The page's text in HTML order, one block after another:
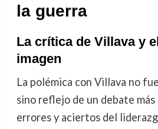
la guerra
La crítica de Villava y
imagen
La polémica con Villava no
sino reflejo de un debate
errores y aciertos del